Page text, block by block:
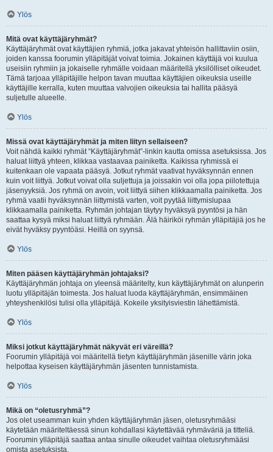
Ylös
Mitä ovat käyttäjäryhmät?
Käyttäjäryhmät ovat käyttäjien ryhmiä, jotka jakavat yhteisön hallittaviin osiin,
joiden kanssa foorumin ylläpitäjät voivat toimia. Jokainen käyttäjä voi kuulua
useisiin ryhmiin ja jokaiselle ryhmälle voidaan määritellä yksilölliset oikeudet.
Tämä tarjoaa ylläpitäjille helpon tavan muuttaa käyttäjien oikeuksia useille
käyttäjille kerralla, kuten muuttaa valvojien oikeuksia tai hallita pääsyä
suljetulle alueelle.
Ylös
Missä ovat käyttäjäryhmät ja miten liityn sellaiseen?
Voit nähdä kaikki ryhmät “Käyttäjäryhmät”-linkin kautta omissa asetuksissa. Jos
haluat liittyä yhteen, klikkaa vastaavaa painiketta. Kaikissa ryhmissä ei
kuitenkaan ole vapaata pääsyä. Jotkut ryhmät vaativat hyväksynnän ennen
kuin voit liittyä. Jotkut voivat olla suljettuja ja joissakin voi olla jopa piilotettuja
jäsenyyksiä. Jos ryhmä on avoin, voit liittyä siihen klikkaamalla painiketta. Jos
ryhmä vaatii hyväksynnän liittymistä varten, voit pyytää liittymislupaa
klikkaamalla painiketta. Ryhmän johtajan täytyy hyväksyä pyyntösi ja hän
saattaa kysyä miksi haluat liittyä ryhmään. Älä häiriköi ryhmän ylläpitäjiä jos he
eivät hyväksy pyyntöäsi. Heillä on syynsä.
Ylös
Miten pääsen käyttäjäryhmän johtajaksi?
Käyttäjäryhmän johtaja on yleensä määritelty, kun käyttäjäryhmät on alunperin
luotu ylläpitäjän toimesta. Jos haluat luoda käyttäjäryhmän, ensimmäinen
yhteyshenkilösi tulisi olla ylläpitäjä. Kokeile yksityisviestin lähettämistä.
Ylös
Miksi jotkut käyttäjäryhmät näkyvät eri väreillä?
Foorumin ylläpitäjä voi määritellä tietyn käyttäjäryhmän jäsenille värin joka
helpottaa kyseisen käyttäjäryhmän jäsenten tunnistamista.
Ylös
Mikä on “oletusryhmä”?
Jos olet useamman kuin yhden käyttäjäryhmän jäsen, oletusryhmääsi
käytetään määriteltäessä sinun kohdallasi käytettävää ryhmäväriä ja titteliä.
Foorumin ylläpitäjä saattaa antaa sinulle oikeudet vaihtaa oletusryhmääsi
omista asetuksista.